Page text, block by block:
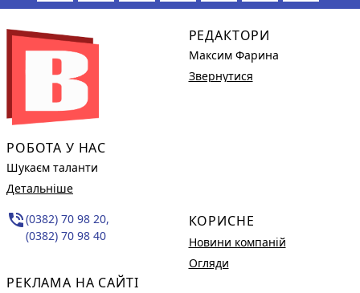
РОБОТА У НАС
Шукаєм таланти
Детальніше
phone_in_talk(0382) 70 98 20,
(0382) 70 98 40
РЕКЛАМА НА САЙТІ
РЕДАКТОРИ
Максим Фарина
Звернутися
КОРИСНЕ
Новини компаній
Огляди